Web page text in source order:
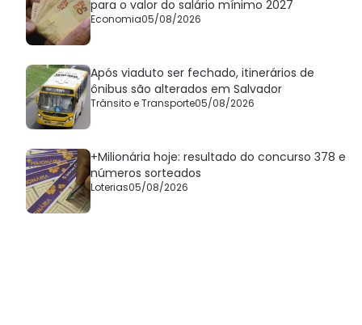
para o valor do salário mínimo 2027
Economia05/08/2026
Após viaduto ser fechado, itinerários de
ônibus são alterados em Salvador
Trânsito e Transporte05/08/2026
+Milionária hoje: resultado do concurso 378 e
números sorteados
Loterias05/08/2026